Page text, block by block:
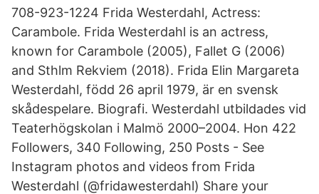
708-923-1224 Frida Westerdahl, Actress:
Carambole. Frida Westerdahl is an actress,
known for Carambole (2005), Fallet G (2006)
and Sthlm Rekviem (2018). Frida Elin Margareta
Westerdahl, född 26 april 1979, är en svensk
skådespelare. Biografi. Westerdahl utbildades vid
Teaterhögskolan i Malmö 2000–2004. Hon 422
Followers, 340 Following, 250 Posts - See
Instagram photos and videos from Frida
Westerdahl (@fridawesterdahl) Share your